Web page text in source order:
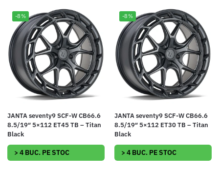
-8%
JANTA seventy9 SCF-W CB66.6
8.5/19″ 5×112 ET45 TB – Titan
Black
> 4 BUC. PE STOC
-8%
JANTA seventy9 SCF-W CB66.6
8.5/19″ 5×112 ET30 TB – Titan
Black
> 4 BUC. PE STOC